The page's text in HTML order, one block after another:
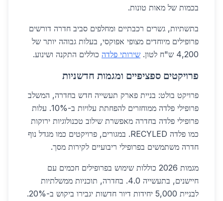
בכמות של מאות טונות.
בתשתיות, גשרים רכבתיים ומחלפים סביב חדרה דורשים
פרופילים מיוחדים מצופי אפוקסי, בעלות גבוהה יותר של
4,200 ש"ח לטון.
שירותי פלדה כוללים התקנה ושינוע.
פרויקטים ספציפיים ומגמות חדשניות
פרויקט בולט: בניית פארק תעשייה חדש בחדרה, המשלב
פרופילי פלדה ממוחזרים להפחתת עלויות ב-10%. עלות
פרופילי פלדה בחדרה מאפשרת שילוב טכנולוגיות ירוקות
כמו פלדה RECYLED. במגורים, פרויקטים כמו מגדל נוף
חדרה משתמשים בפרופילי ריבועיים לקירות מסך.
מגמות 2026 כוללות שימוש בפרופילים חכמים עם
חיישנים, בתעשייה 4.0. בחדרה, תוכניות ממשלתיות
לבניית 5,000 יחידות דיור חדשות יגבירו ביקוש ב-20%.